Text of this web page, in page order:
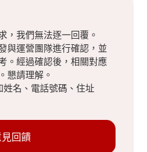
，我們無法逐一回覆。
與運營團隊進行確認，並
。經過確認後，相關對應
懇請理解。
名、電話號碼、住址
見回饋